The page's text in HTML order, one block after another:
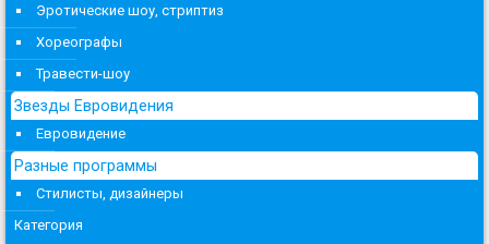
Эротические шоу, стриптиз
Хореографы
Травести-шоу
Звезды Евровидения
Евровидение
Разные программы
Стилисты, дизайнеры
Категория